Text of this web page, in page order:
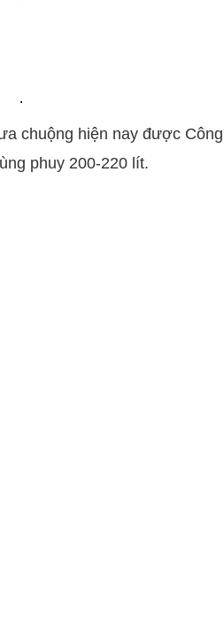
chuộng hiện nay được
phuy 200-220 lít.